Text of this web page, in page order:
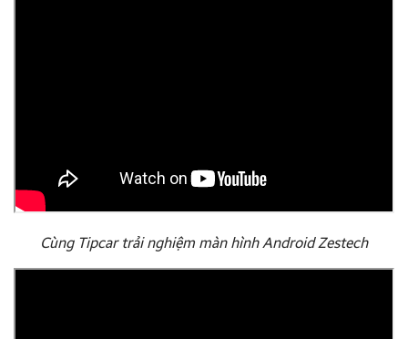
Cùng Tipcar trải nghiệm màn hình Android Zestech